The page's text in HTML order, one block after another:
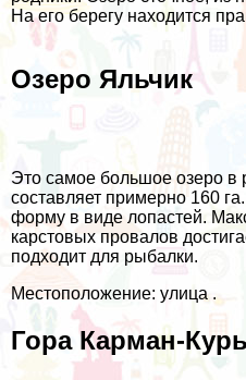
На его берегу находится
Озеро Яльчик
Это самое большое озеро в
составляет примерно 160
форму в виде лопастей.
карстовых провалов
подходит для рыбалки.
Местоположение: улица .
Гора Карман-